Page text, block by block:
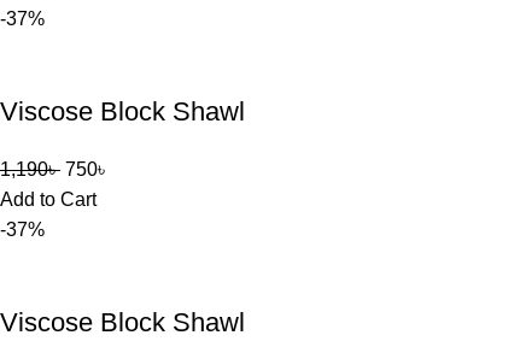
-37%
Viscose Block Shawl
1,190৳ 750৳
Add to Cart
-37%
Viscose Block Shawl